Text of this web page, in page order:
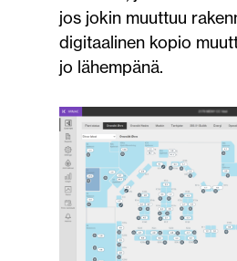
jos jokin muuttuu
digitaalinen kopio
jo lähempänä.